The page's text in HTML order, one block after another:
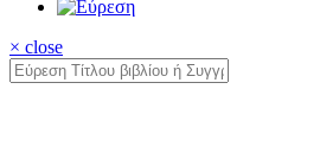
× close